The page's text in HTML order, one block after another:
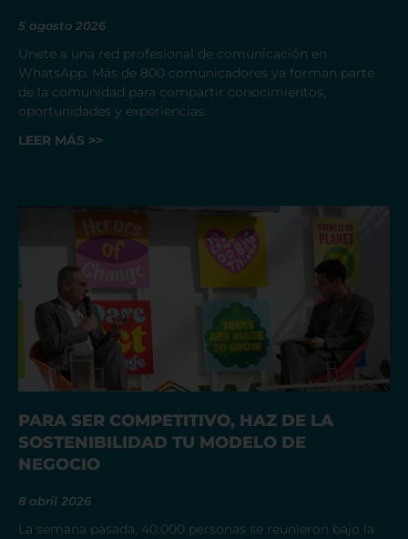
5 agosto 2026
Únete a una red profesional de comunicación en
WhatsApp. Más de 800 comunicadores ya forman parte
de la comunidad para compartir conocimientos,
oportunidades y experiencias.
LEER MÁS >>
PARA SER COMPETITIVO, HAZ DE LA
SOSTENIBILIDAD TU MODELO DE
NEGOCIO
8 abril 2026
La semana pasada, 40.000 personas se reunieron bajo la